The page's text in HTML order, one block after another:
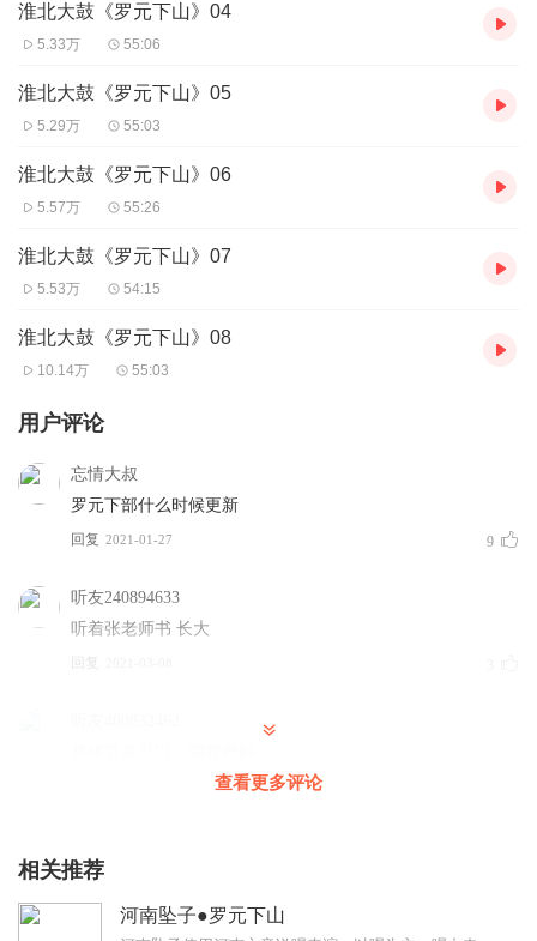
推荐书目 张志云大鼓书《地宝图》《三十六侠寇公案》刘汉飞大鼓
《金枪小五梅》《罗家将》牛崇光大鼓书《呼杨合兵》《凌霄汉》
赏，学习交流，如存在版权问题或侵犯您的利益请通知我们，将立
即给予删除
频，视频等戏曲内容请关注我们
《金枪小五梅》《罗家将》牛崇光大鼓书《呼杨合兵》《凌霄汉》
赏，学习交流，如存在版权问题或侵犯您的利益请通知我们，将立
即给予删除
频，视频等戏曲内容请关注我们
免责声明 本主播提供的戏曲资源收集于互联网和朋友赠送，仅供欣
更多牛崇光，刘汉飞，张志云，晁岱民，沈起功大鼓书等唱片，音
频，视频等戏曲内容请关注我们
淮北大鼓《罗元下山》04
5.33万 55:06
淮北大鼓《罗元下山》05
5.29万 55:03
淮北大鼓《罗元下山》06
5.57万 55:26
淮北大鼓《罗元下山》07
5.53万 54:15
淮北大鼓《罗元下山》08
10.14万 55:03
用户评论
忘情大叔
罗元下部什么时候更新
回复 2021-01-27 9
听友240894633
听着张老师书 长大
回复
最好全集，不有下部没有，可惜可惜
2021-06-21
查看更多评论
相关推荐
河南坠子●罗元下山